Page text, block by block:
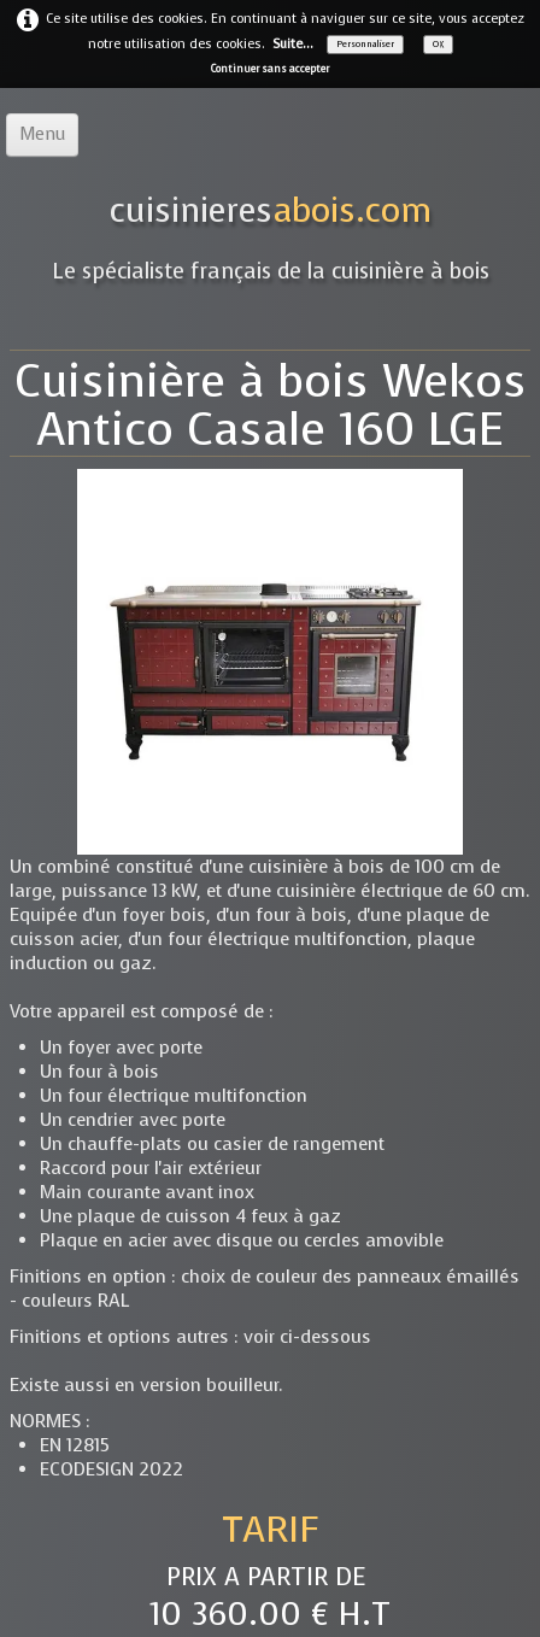
Ce site utilise des cookies. En continuant à naviguer sur ce site, vous acceptez
notre utilisation des cookies. Suite... Personnaliser OK
Continuer sans accepter
Menu
Notre offre▼
Notre entreprise
Galerie▼
Marques▼
cuisinieresabois.com
Le spécialiste français de la cuisinière à bois
Cuisinière à bois Wekos
Antico Casale 160 LGE
Un combiné constitué d'une cuisinière à bois de 100 cm de
large, puissance 13 kW, et d'une cuisinière électrique de 60 cm.
Equipée d'un foyer bois, d'un four à bois, d'une plaque de
cuisson acier, d'un four électrique multifonction, plaque
induction ou gaz.
Votre appareil est composé de :
Un foyer avec porte
Un four à bois
Un four électrique multifonction
Un cendrier avec porte
Un chauffe-plats ou casier de rangement
Raccord pour l'air extérieur
Main courante avant inox
Une plaque de cuisson 4 feux à gaz
Plaque en acier avec disque ou cercles amovible
Finitions en option : choix de couleur des panneaux émaillés
- couleurs RAL
Finitions et options autres : voir ci-dessous
Existe aussi en version bouilleur.
NORMES :
EN 12815
ECODESIGN 2022
TARIF
PRIX A PARTIR DE
10 360.00 € H.T